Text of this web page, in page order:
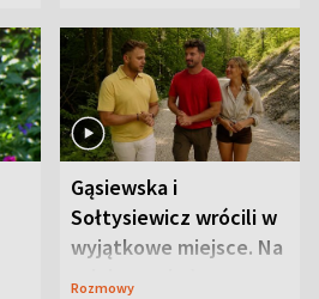
Gąsiewska i
Sołtysiewicz wrócili w
wyjątkowe miejsce. Na
szlaku czekał
Rozmowy